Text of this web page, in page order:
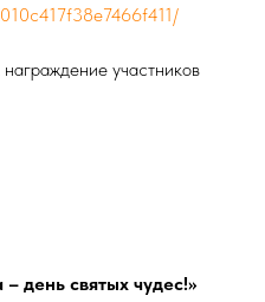
участников
день святых чудес!»